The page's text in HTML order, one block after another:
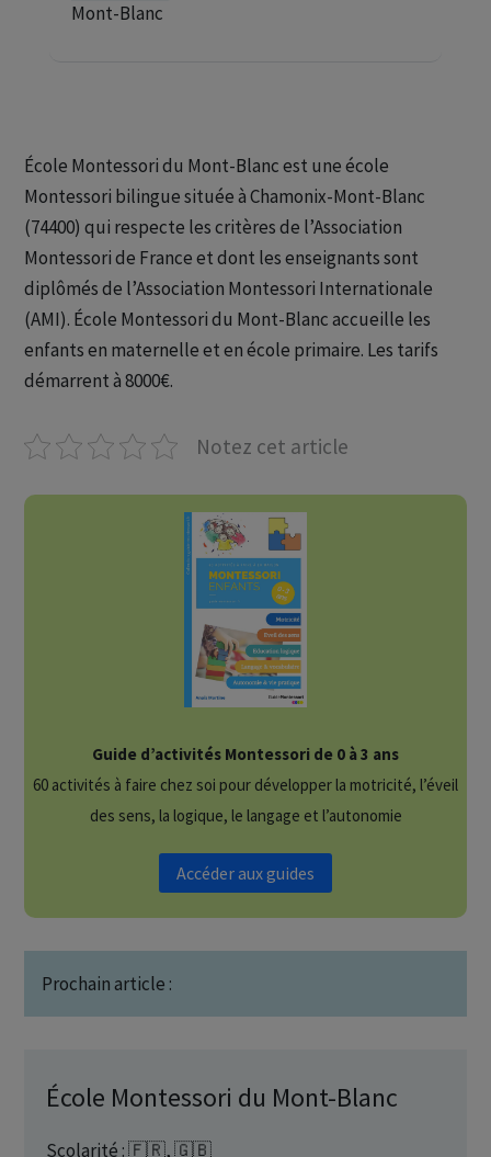
Mont-Blanc
École Montessori du Mont-Blanc est une école
Montessori bilingue située à Chamonix-Mont-Blanc
(74400) qui respecte les critères de l’Association
Montessori de France et dont les enseignants sont
diplômés de l’Association Montessori Internationale
(AMI). École Montessori du Mont-Blanc accueille les
enfants en maternelle et en école primaire. Les tarifs
démarrent à 8000€.
Notez cet article
Guide d’activités Montessori de 0 à 3 ans
60 activités à faire chez soi pour développer la motricité, l’éveil
des sens, la logique, le langage et l’autonomie
Accéder aux guides
Prochain article :
École Montessori du Mont-Blanc
Scolarité : 🇫🇷, 🇬🇧